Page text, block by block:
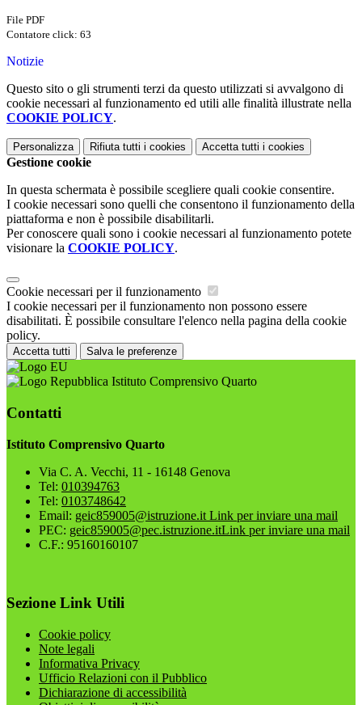
File PDF
Contatore click: 63
Notizie
Questo sito o gli strumenti terzi da questo utilizzati si avvalgono di
cookie necessari al funzionamento ed utili alle finalità illustrate nella
COOKIE POLICY.
Personalizza Rifiuta tutti i cookies Accetta tutti i cookies
Gestione cookie
In questa schermata è possibile scegliere quali cookie consentire.
I cookie necessari sono quelli che consentono il funzionamento della
piattaforma e non è possibile disabilitarli.
Per conoscere quali sono i cookie necessari al funzionamento potete
visionare la COOKIE POLICY.
Cookie necessari per il funzionamento
I cookie necessari per il funzionamento non possono essere
disabilitati. È possibile consultare l'elenco nella pagina della cookie
policy.
Accetta tutti Salva le preferenze
Istituto Comprensivo Quarto
Contatti
Istituto Comprensivo Quarto
Via C. A. Vecchi, 11 - 16148 Genova
Tel: 010394763
Tel: 0103748642
Email: geic859005@istruzione.it Link per inviare una mail
PEC: geic859005@pec.istruzione.itLink per inviare una mail
C.F.: 95160160107
Sezione Link Utili
Cookie policy
Note legali
Informativa Privacy
Ufficio Relazioni con il Pubblico
Dichiarazione di accessibilità